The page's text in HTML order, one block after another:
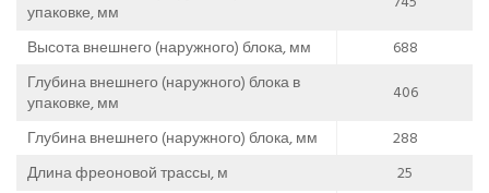
упаковке, мм
Высота внешнего (наружного) блока, мм
688
Глубина внешнего (наружного) блока в
упаковке, мм
406
Глубина внешнего (наружного) блока, мм
288
Длина фреоновой трассы, м
25